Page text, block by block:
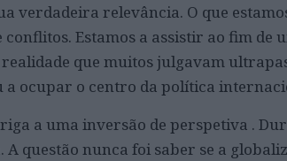
verdadeira relevância. O que
Estamos a assistir ao fim de
que muitos julgavam
a ocupar o centro da política
a uma inversão de perspetiva .
questão nunca foi saber se a